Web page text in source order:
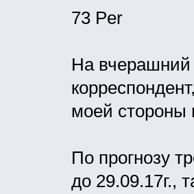
73 Per
На вчерашний
моей стороны
По прогнозу
до 29.09.17г.,